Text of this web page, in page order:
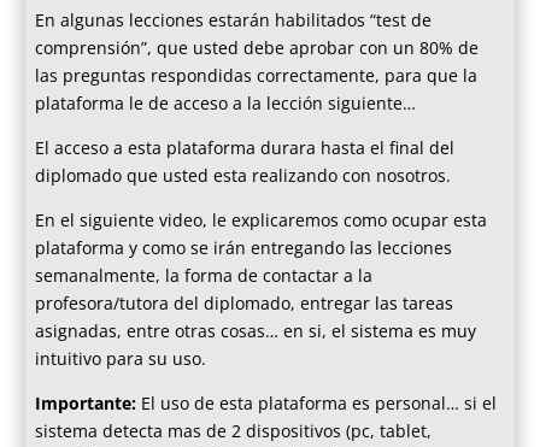
En algunas lecciones estarán habilitados “test de
comprensión”, que usted debe aprobar con un 80% de
las preguntas respondidas correctamente, para que la
plataforma le de acceso a la lección siguiente…
El acceso a esta plataforma durara hasta el final del
diplomado que usted esta realizando con nosotros.
En el siguiente video, le explicaremos como ocupar esta
plataforma y como se irán entregando las lecciones
semanalmente, la forma de contactar a la
profesora/tutora del diplomado, entregar las tareas
asignadas, entre otras cosas… en si, el sistema es muy
intuitivo para su uso.
Importante: El uso de esta plataforma es personal… si el
sistema detecta mas de 2 dispositivos (pc, tablet,